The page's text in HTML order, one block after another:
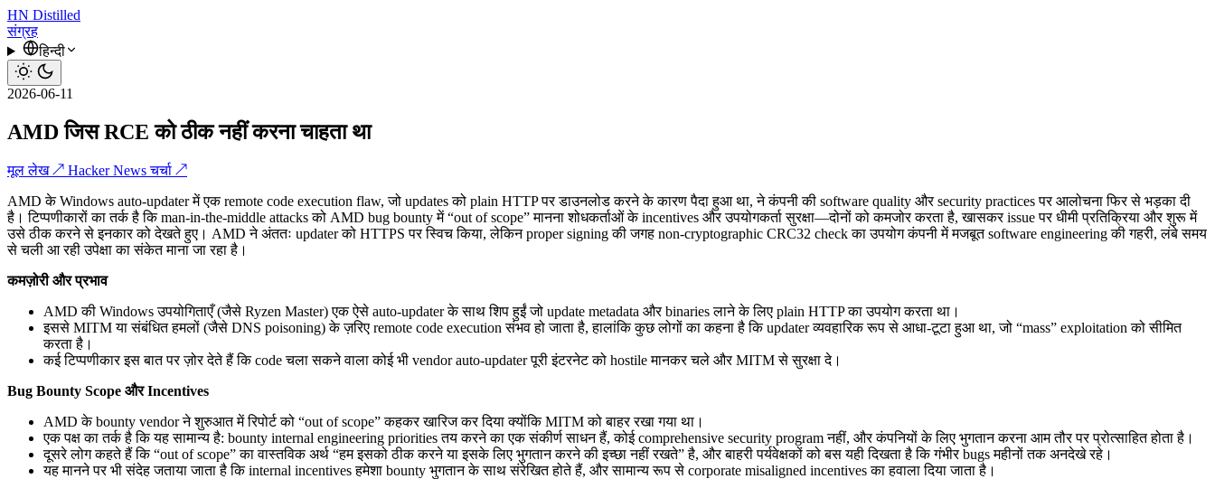
HN Distilled
संग्रह
हिन्दी
2026-06-11
AMD जिस RCE को ठीक नहीं करना चाहता था
मूल लेख ↗ Hacker News चर्चा ↗
AMD के Windows auto-updater में एक remote code execution flaw, जो updates को plain HTTP पर डाउनलोड करने के कारण पैदा हुआ था, ने कंपनी की software quality और security practices पर आलोचना फिर से भड़का दी
है। टिप्पणीकारों का तर्क है कि man-in-the-middle attacks को AMD bug bounty में “out of scope” मानना शोधकर्ताओं के incentives और उपयोगकर्ता सुरक्षा—दोनों को कमजोर करता है, खासकर issue पर धीमी प्रतिक्रिया और शुरू में
उसे ठीक करने से इनकार को देखते हुए। AMD ने अंततः updater को HTTPS पर स्विच किया, लेकिन proper signing की जगह non-cryptographic CRC32 check का उपयोग कंपनी में मजबूत software engineering की गहरी, लंबे समय
से चली आ रही उपेक्षा का संकेत माना जा रहा है।
कमज़ोरी और प्रभाव
AMD की Windows उपयोगिताएँ (जैसे Ryzen Master) एक ऐसे auto-updater के साथ शिप हुईं जो update metadata और binaries लाने के लिए plain HTTP का उपयोग करता था।
इससे MITM या संबंधित हमलों (जैसे DNS poisoning) के ज़रिए remote code execution संभव हो जाता है, हालांकि कुछ लोगों का कहना है कि updater व्यवहारिक रूप से आधा-टूटा हुआ था, जो “mass” exploitation को सीमित
करता है।
कई टिप्पणीकार इस बात पर ज़ोर देते हैं कि code चला सकने वाला कोई भी vendor auto-updater पूरी इंटरनेट को hostile मानकर चले और MITM से सुरक्षा दे।
Bug Bounty Scope और Incentives
AMD के bounty vendor ने शुरुआत में रिपोर्ट को “out of scope” कहकर खारिज कर दिया क्योंकि MITM को बाहर रखा गया था।
एक पक्ष का तर्क है कि यह सामान्य है: bounty internal engineering priorities तय करने का एक संकीर्ण साधन हैं, कोई comprehensive security program नहीं, और कंपनियों के लिए भुगतान करना आम तौर पर प्रोत्साहित होता है।
दूसरे लोग कहते हैं कि “out of scope” का वास्तविक अर्थ “हम इसको ठीक करने या इसके लिए भुगतान करने की इच्छा नहीं रखते” है, और बाहरी पर्यवेक्षकों को बस यही दिखता है कि गंभीर bugs महीनों तक अनदेखे रहे।
यह मानने पर भी संदेह जताया जाता है कि internal incentives हमेशा bounty भुगतान के साथ संरेखित होते हैं, और सामान्य रूप से corporate misaligned incentives का हवाला दिया जाता है।